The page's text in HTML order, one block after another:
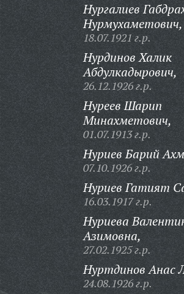
Нургалиев
Нурмухаметович,
18.07.1921 г.р.
Нурдинов Халик
Абдулкадырович,
26.12.1926 г.р.
Нуреев Шарип
Минахметович,
01.07.1913 г.р.
Нуриев Барий
07.10.1926 г.р.
Нуриев Гатият
16.03.1917 г.р.
Нуриева
Азимовна,
27.02.1925 г.р.
Нуртдинов Анас
24.08.1926 г.р.